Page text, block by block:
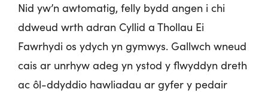
Nid yw’n awtomatig, felly bydd angen i chi
ddweud wrth adran Cyllid a Thollau Ei
Fawrhydi os ydych yn gymwys. Gallwch wneud
cais ar unrhyw adeg yn ystod y flwyddyn dreth
ac ôl-ddyddio hawliadau ar gyfer y pedair